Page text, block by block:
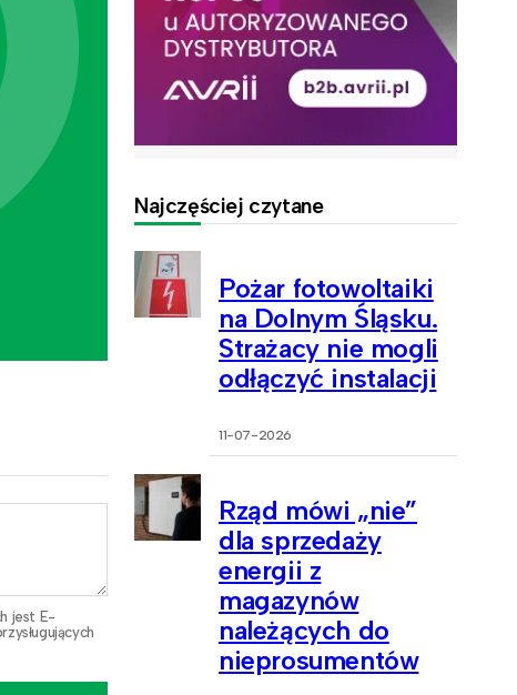
jest E-
Najczęściej czytane
Pożar fotowoltaiki
na Dolnym Śląsku.
Strażacy nie mogli
odłączyć instalacji
11-07-2026
Rząd mówi „nie”
dla sprzedaży
energii z
magazynów
należących do
nieprosumentów